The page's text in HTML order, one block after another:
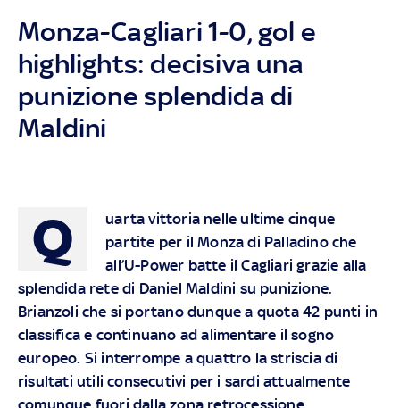
Monza-Cagliari 1-0, gol e
highlights: decisiva una
punizione splendida di
Maldini
Q
uarta vittoria nelle ultime cinque
partite per il Monza di Palladino che
all’U-Power batte il Cagliari grazie alla
splendida rete di Daniel Maldini su punizione.
Brianzoli che si portano dunque a quota 42 punti in
classifica e continuano ad alimentare il sogno
europeo. Si interrompe a quattro la striscia di
risultati utili consecutivi per i sardi attualmente
comunque fuori dalla zona retrocessione